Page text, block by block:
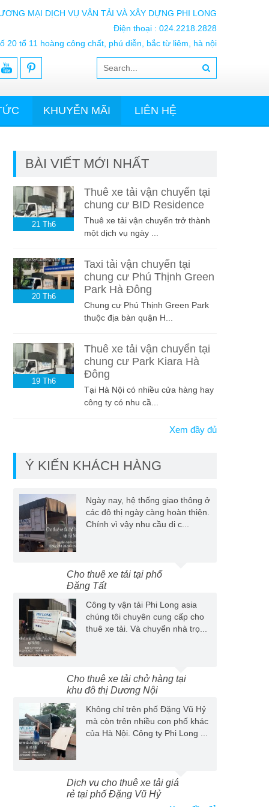
MẠI DỊCH VỤ VẬN TẢI VÀ XÂY DỰNG PHI LONG
Điện thoại : 024.2218.2828
20 tổ 11 hoàng công chất, phú diễn, bắc từ liêm, hà nội
KHUYỄN MÃI LIÊN HỆ
BÀI VIẾT MỚI NHẤT
21 Th6
Thuê xe tải vận chuyển tại
chung cư BID Residence
Thuê xe tải vận chuyển trở thành
một dịch vụ ngày ...
20 Th6
Taxi tải vận chuyển tại
chung cư Phú Thịnh Green
Park Hà Đông
Chung cư Phú Thịnh Green Park
thuộc địa bàn quận H...
19 Th6
Thuê xe tải vận chuyển tại
chung cư Park Kiara Hà
Đông
Tại Hà Nội có nhiều cửa hàng hay
công ty có nhu cầ...
Xem đầy đủ
Ý KIẾN KHÁCH HÀNG
Ngày nay, hệ thống giao thông ở
các đô thị ngày càng hoàn thiện.
Chính vì vậy nhu cầu di c...
Cho thuê xe tải tại phố
Đặng Tất
Công ty vận tải Phi Long asia
chúng tôi chuyên cung cấp cho
thuê xe tải. Và chuyển nhà trọ...
Cho thuê xe tải chở hàng tại
khu đô thị Dương Nội
Không chỉ trên phố Đặng Vũ Hỷ
mà còn trên nhiều con phố khác
của Hà Nội. Công ty Phi Long ...
Dịch vụ cho thuê xe tải giá
rẻ tại phố Đặng Vũ Hỷ